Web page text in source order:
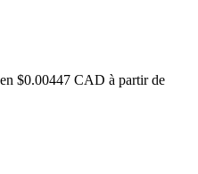
$0.00447 CAD à partir de